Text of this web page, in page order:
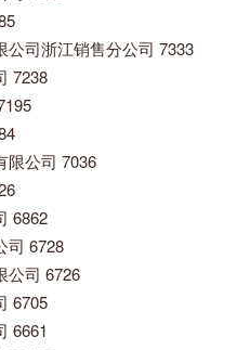
司浙江销售分公司 7333
7238
限公司 7036
6862
司 6728
公司 6726
6705
6661